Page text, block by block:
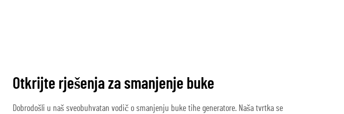
Otkrijte rješenja za smanjenje buke
Dobrodošli u naš sveobuhvatan vodič o smanjenju buke tihe generatore. Naša tvrtka se